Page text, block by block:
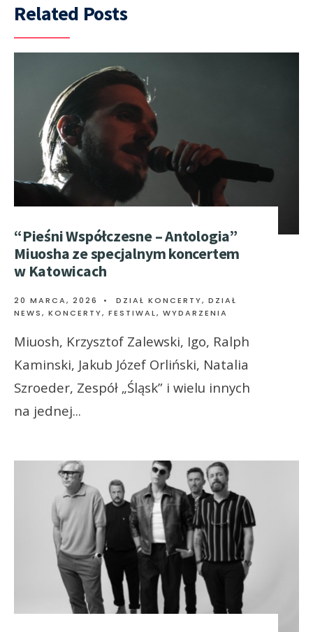
Related Posts
“Pieśni Współczesne – Antologia”
Miuosha ze specjalnym koncertem
w Katowicach
20 MARCA, 2026 • DZIAŁ KONCERTY, DZIAŁ
NEWS, KONCERTY, FESTIWAL, WYDARZENIA
Miuosh, Krzysztof Zalewski, Igo, Ralph
Kaminski, Jakub Józef Orliński, Natalia
Szroeder, Zespół „Śląsk” i wielu innych
na jednej...